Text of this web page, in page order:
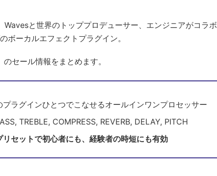
と世界のトッププロデューサー、エンジニアがコラボ
ボーカルエフェクトプラグイン。
セール情報をまとめます。
ラグインひとつでこなせるオールインワンプロセッサー
TREBLE, COMPRESS, REVERB, DELAY, PITCH
セットで初心者にも、経験者の時短にも有効